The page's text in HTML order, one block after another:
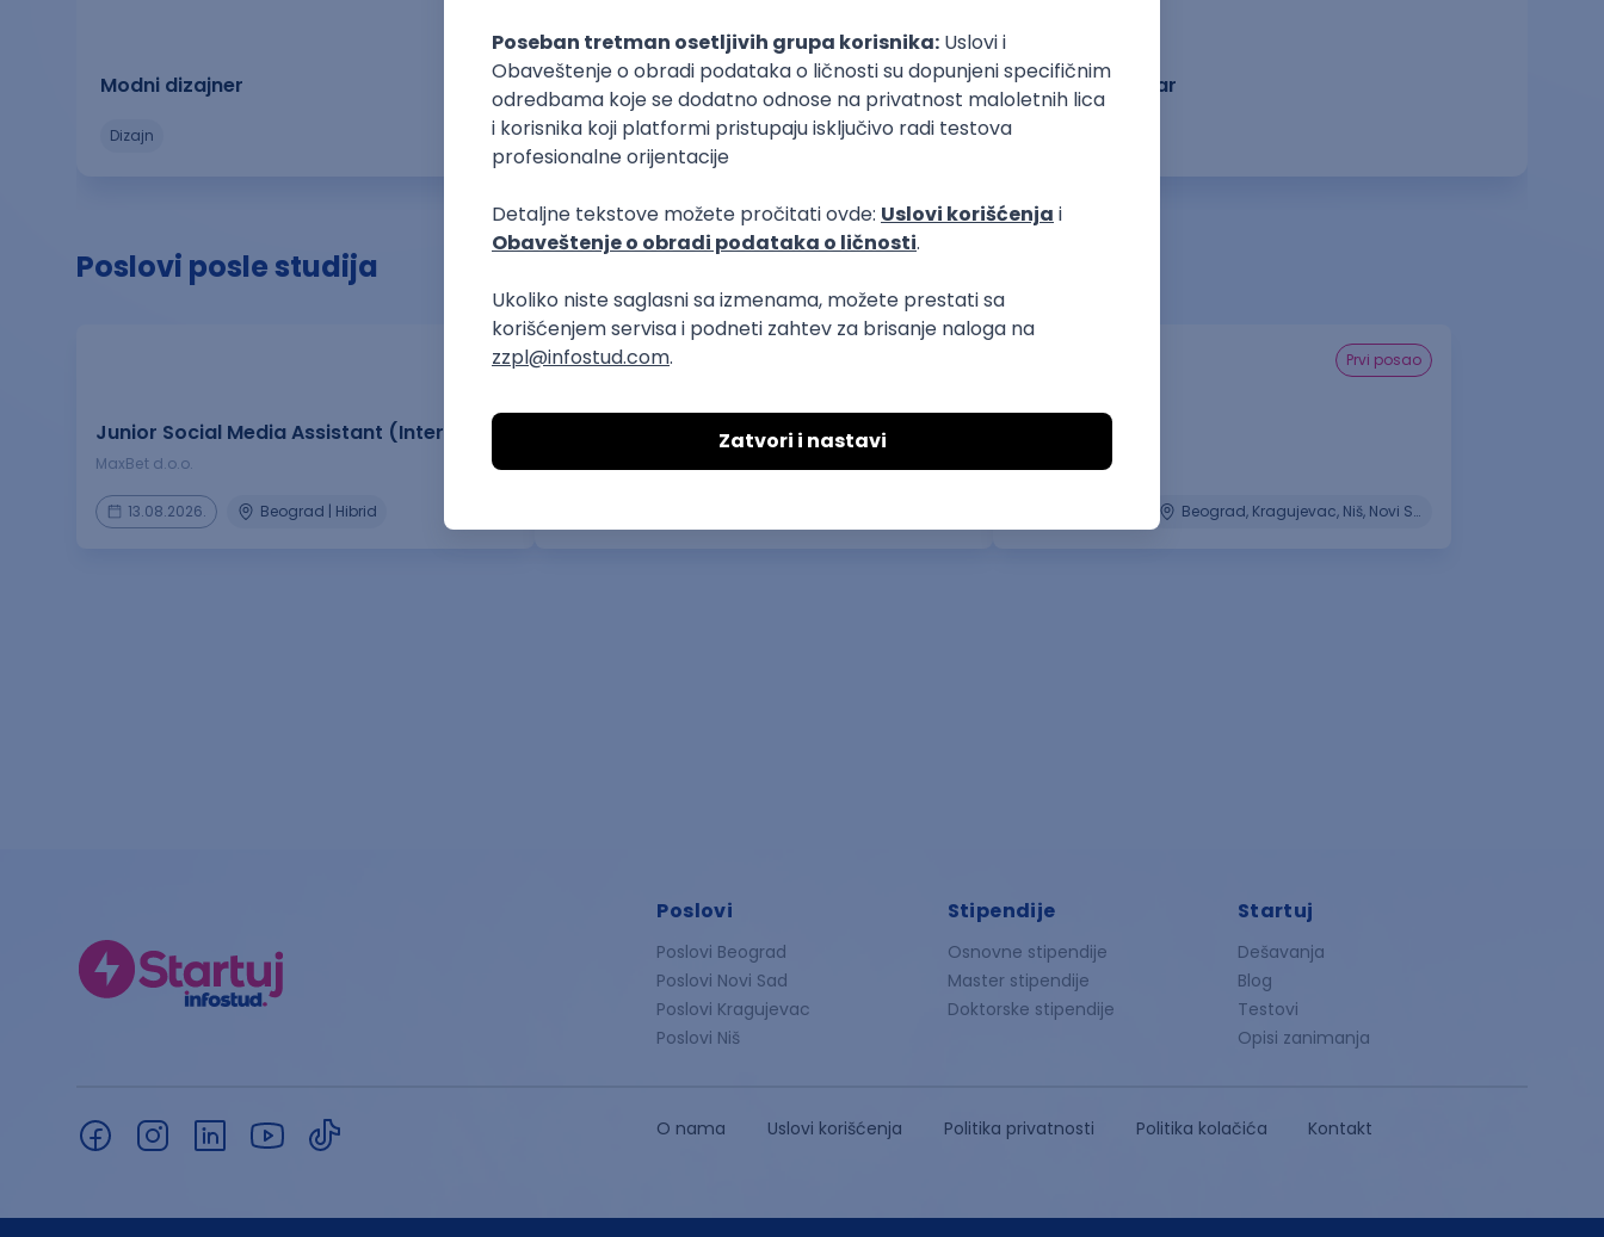
Modni dizajner
dizajn
Dekorater
dizajn
Grafičar
Poslovi posle studija
prakse
Junior Social Media Assistant (Internship)
MaxBet d.o.o.
13.08.2026. Beograd | Hibrid
Interior Designer AI
prvi posao
Nao Media Systems
Beograd, Kragujevac, Niš, Novi Sad
Poslovi
Poslovi Beograd
Poslovi Novi Sad
Poslovi Kragujevac
Poslovi Niš
Stipendije
Osnovne stipendije
Master stipendije
Doktorske stipendije
Startuj
Dešavanja
Blog
Testovi
Opisi zanimanja
O nama Uslovi korišćenja Politika privatnosti Politika kolačića Kontakt